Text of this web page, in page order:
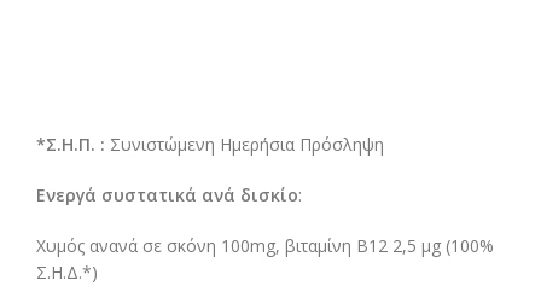
*Σ.Η.Π. : Συνιστώμενη Ημερήσια Πρόσληψη
Ενεργά συστατικά ανά δισκίο:
Χυμός ανανά σε σκόνη 100mg, βιταμίνη Β12 2,5 μg (100%
Σ.Η.Δ.*)